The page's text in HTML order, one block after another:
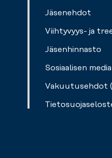
Jäsenehdot
Viihtyvyys- ja
Jäsenhinnasto
Sosiaalisen
Vakuutusehdot